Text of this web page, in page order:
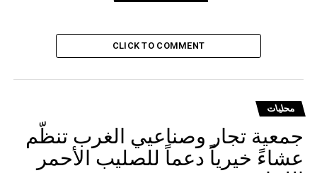
CLICK TO COMMENT
محليات
جمعية تجار وصناعيي الغرب تنظّم
عشاءً خيرياً دعماً للصليب الأحمر